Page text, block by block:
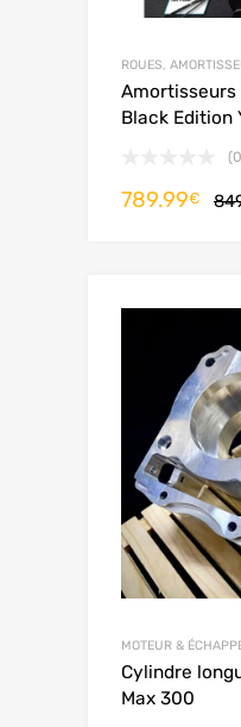
ROUES,
Amortisseurs
Black Edition
789.99€
MOTEUR &
Cylindre
Max 300